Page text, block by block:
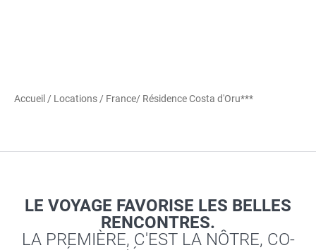
Accueil / Locations / France/ Résidence Costa d'Oru***
LE VOYAGE FAVORISE LES BELLES
RENCONTRES.
LA PREMIÈRE, C'EST LA NÔTRE, CO-